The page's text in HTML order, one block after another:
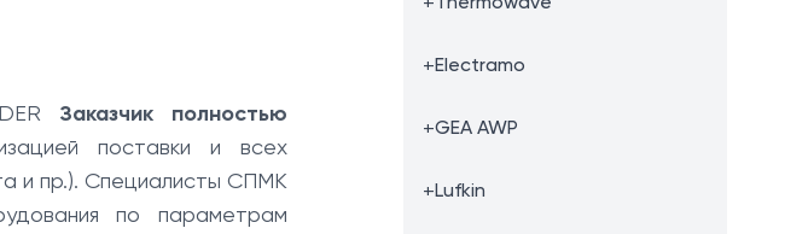
Заказчик полностью
поставки и всех
и пр.). Специалисты СПМК
по параметрам
+Electramo
+GEA AWP
+Lufkin